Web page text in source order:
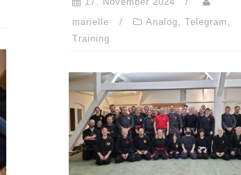
marielle
Analog, Telegram ,
Training